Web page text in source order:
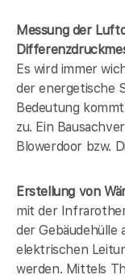
Messung der
Es wird immer
der energetische
Bedeutung
zu. Ein
Blowerdoor bzw.
Erstellung von
mit der
der Gebäudehülle
elektrischen
werden. Mittels